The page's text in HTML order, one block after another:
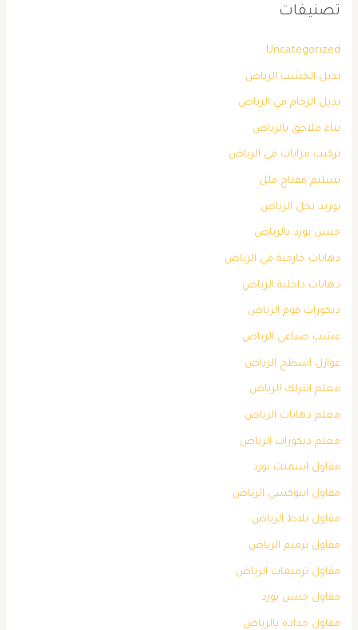
تصنيفات
Uncategorized
بديل الخشب الرياض
بديل الرخام في الرياض
بناء ملاحق بالرياض
تركيب مرايات في الرياض
تسليم مفتاح فلل
توريد نخل الرياض
جبس بورد بالرياض
دهانات خارجية في الرياض
دهانات داخلية الرياض
ديكورات فوم الرياض
عشب صناعي الرياض
عوازل اسطح الرياض
معلم انترلك الرياض
معلم دهانات الرياض
معلم ديكورات الرياض
مقاول اسمنت بورد
مقاول ايبوكسي الرياض
مقاول بلاط الرياض
مقاول ترميم الرياض
مقاول ترميمات الرياض
مقاول جبس بورد
مقاول حداده بالرياض